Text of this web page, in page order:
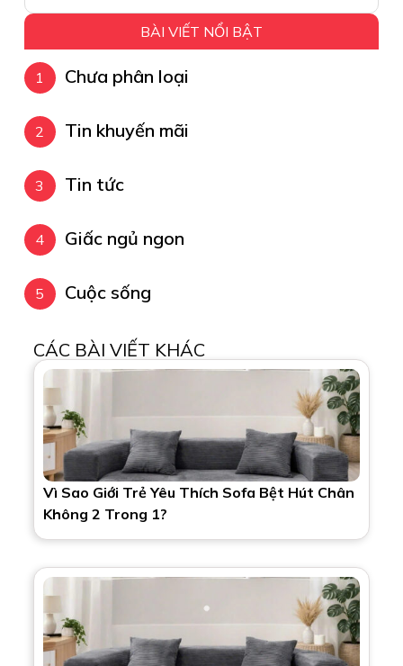
BÀI VIẾT NỔI BẬT
Chưa phân loại
Tin khuyến mãi
Tin tức
Giấc ngủ ngon
Cuộc sống
CÁC BÀI VIẾT KHÁC
Vì Sao Giới Trẻ Yêu Thích Sofa Bệt Hút Chân
Không 2 Trong 1?